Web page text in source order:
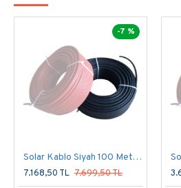
-7 %
Solar Kablo Siyah 100 Metre 6mm
7.168,50 TL 7.699,50 TL